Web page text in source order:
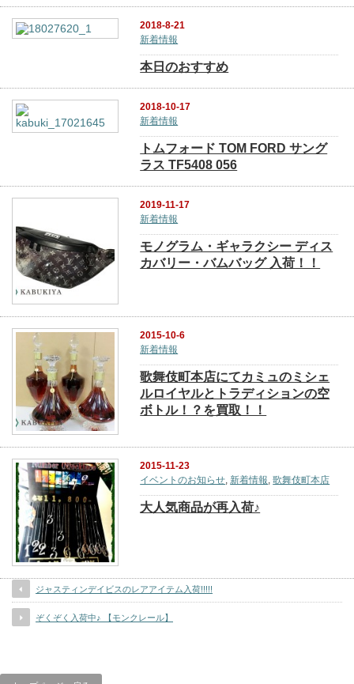
2018-8-21
新着情報
本日のおすすめ
2018-10-17
新着情報
トムフォード TOM FORD サング
ラス TF5408 056
2019-11-17
新着情報
モノグラム・ギャラクシー ディス
カバリー・バムバッグ 入荷！！
2015-10-6
新着情報
歌舞伎町本店にてカミュのミシェ
ルロイヤルとトラディションの空
ボトル！？を買取！！
2015-11-23
イベントのお知らせ, 新着情報,歌舞伎町本店
大人気商品が再入荷♪
ジャスティンデイビスのレアアイテム入荷!!!!!
ぞくぞく入荷中♪ 【モンクレール】